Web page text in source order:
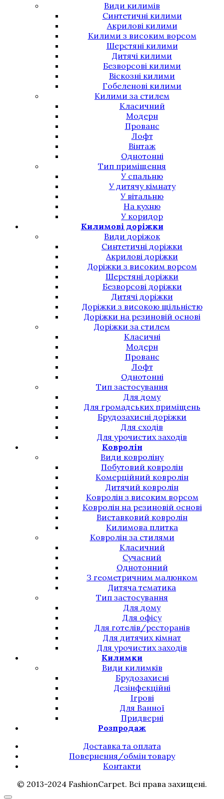
Види килимів
Синтетичні килими
Акрилові килими
Килими з високим ворсом
Шерстяні килими
Дитячі килими
Безворсові килими
Віскозні килими
Гобеленові килими
Килими за стилем
Класичний
Модерн
Прованс
Лофт
Вінтаж
Однотонні
Тип приміщення
У спальню
У дитячу кімнату
У вітальню
На кухню
У коридор
Килимові доріжки
Види доріжок
Синтетичні доріжки
Акрилові доріжки
Доріжки з високим ворсом
Шерстяні доріжки
Безворсові доріжки
Дитячі доріжки
Доріжки з високою щільністю
Доріжки на резиновій основі
Доріжки за стилем
Класичні
Модерн
Прованс
Лофт
Однотонні
Тип застосування
Для дому
Для громадських приміщень
Брудозахисні доріжки
Для сходів
Для урочистих заходів
Ковролін
Види ковроліну
Побутовий ковролін
Комерційний ковролін
Дитячий ковролін
Ковролін з високим ворсом
Ковролін на резиновій основі
Виставковий ковролін
Килимова плитка
Ковролін за стилями
Класичний
Сучасний
Однотонний
З геометричним малюнком
Дитяча тематика
Тип застосування
Для дому
Для офісу
Для готелів/ресторанів
Для дитячих кімнат
Для урочистих заходів
Килимки
Види килимків
Брудозахисні
Дезінфекційні
Ігрові
Для Ванної
Придверні
Розпродаж
Доставка та оплата
Повернення/обмін товару
Контакти
© 2013-2024 FashionCarpet. Всі права захищені.